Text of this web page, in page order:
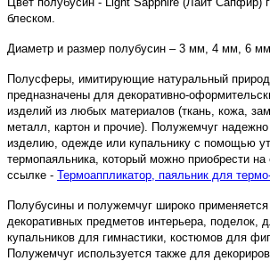
блеском.
Диаметр и размер полубусин – 3 мм, 4 мм, 6
Полусферы, имитирующие натуральный
предназначены для декоративно-
изделий из любых материалов (ткань, кожа,
металл, картон и прочие). Полужемчуг надежно
изделию, одежде или купальнику с помощью
термопаяльника, который можно приобрести
ссылке - Термоаппликатор, паяльник для
Полубусины и полужемчуг широко
декоративных предметов интерьера, поделок,
купальников для гимнастики, костюмов для
Полужемчуг используется также для